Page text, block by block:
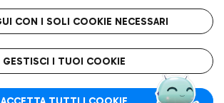
senza pensieri con il servizio di taxi a
Roma FCO
L'aeroporto stellato
CON I SOLI COOKIE NECESSARI
GESTISCI I TUOI COOKIE